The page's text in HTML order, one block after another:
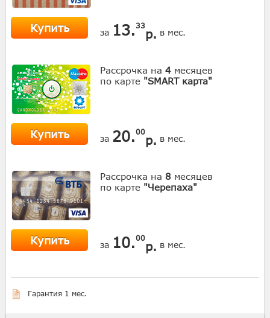
Купить за 13. 33
р. в мес.
Рассрочка на 4 месяцев
по карте "SMART карта"
Купить за 20.00
р. в мес.
Рассрочка на 8 месяцев
по карте "Черепаха"
Купить за 10.00
р. в мес.
Гарантия 1 мес.